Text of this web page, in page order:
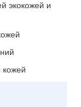
экокожей и
кожей